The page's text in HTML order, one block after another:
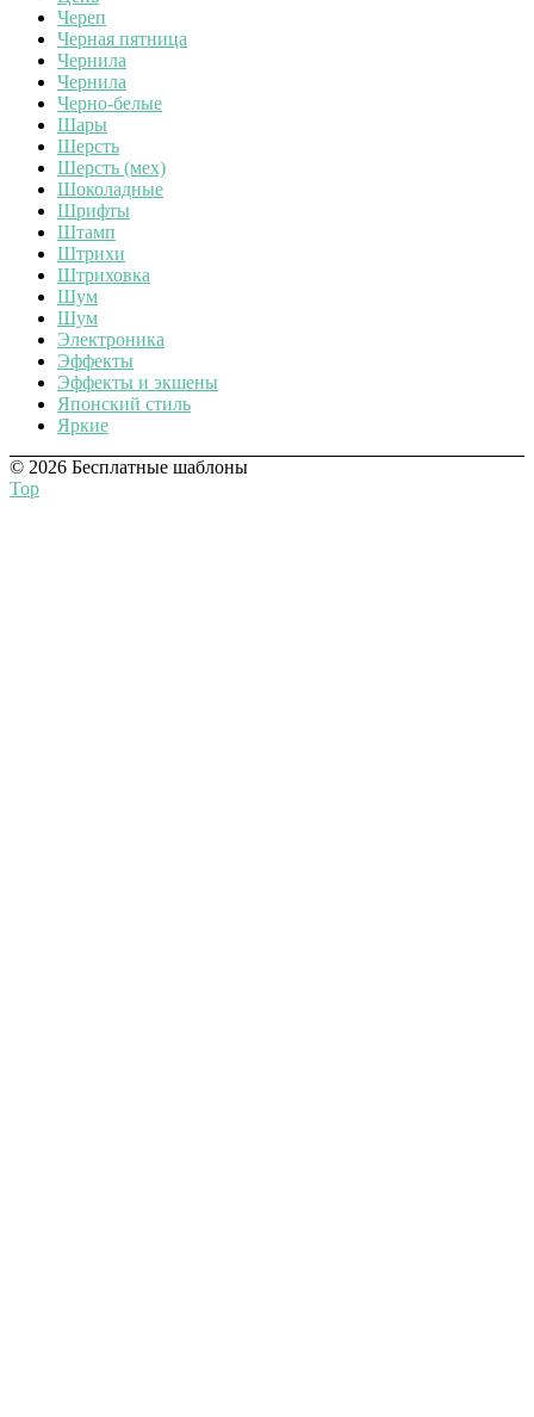
Череп
Черная пятница
Чернила
Чернила
Черно-белые
Шары
Шерсть
Шерсть (мех)
Шоколадные
Шрифты
Штамп
Штрихи
Штриховка
Шум
Шум
Электроника
Эффекты
Эффекты и экшены
Японский стиль
Яркие
© 2026 Бесплатные шаблоны
Top